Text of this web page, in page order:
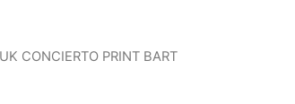
CONCIERTO PRINT BART